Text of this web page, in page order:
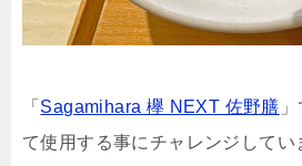
「 Sagamihara 欅 NEXT 佐野膳
て使用する事にチャレンジしてい